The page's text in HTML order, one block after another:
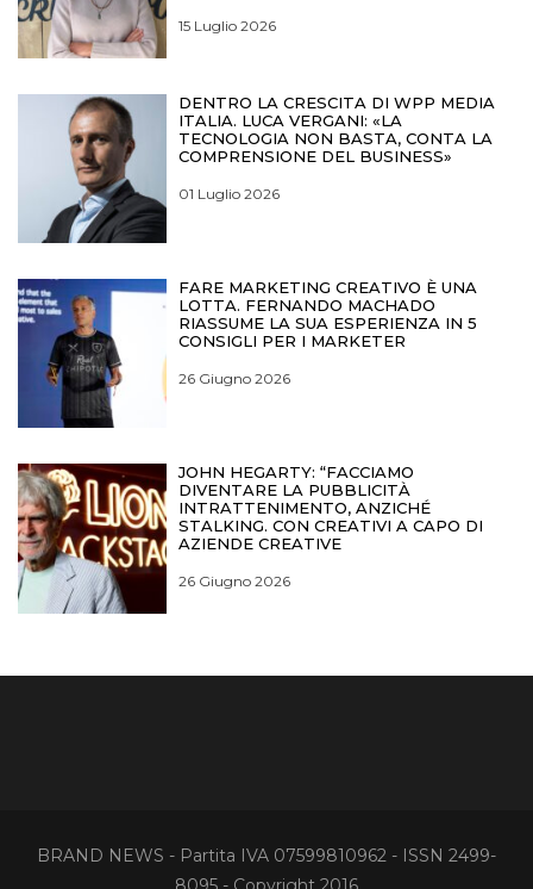
15 Luglio 2026
DENTRO LA CRESCITA DI WPP MEDIA
ITALIA. LUCA VERGANI: «LA
TECNOLOGIA NON BASTA, CONTA LA
COMPRENSIONE DEL BUSINESS»
01 Luglio 2026
FARE MARKETING CREATIVO È UNA
LOTTA. FERNANDO MACHADO
RIASSUME LA SUA ESPERIENZA IN 5
CONSIGLI PER I MARKETER
26 Giugno 2026
JOHN HEGARTY: “FACCIAMO
DIVENTARE LA PUBBLICITÀ
INTRATTENIMENTO, ANZICHÉ
STALKING. CON CREATIVI A CAPO DI
AZIENDE CREATIVE
26 Giugno 2026
BRAND NEWS - Partita IVA 07599810962 - ISSN 2499-